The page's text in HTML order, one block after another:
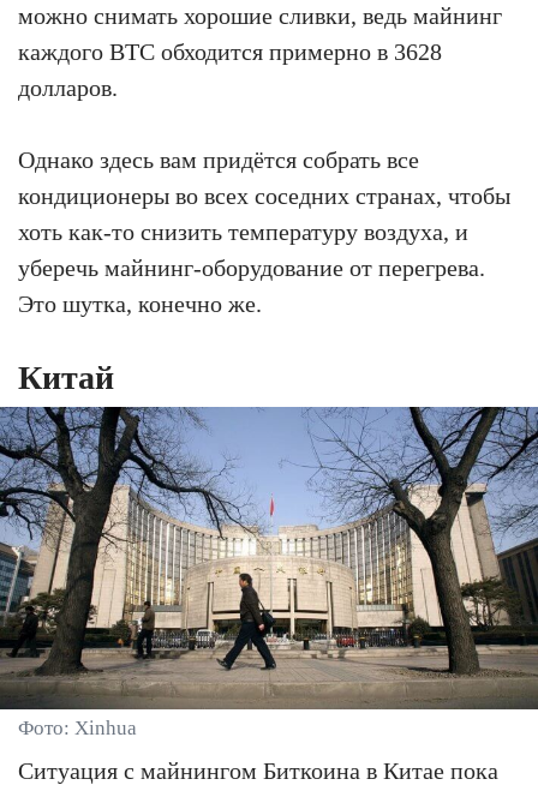
можно снимать хорошие сливки, ведь майнинг
каждого BTC обходится примерно в 3628
долларов.
Однако здесь вам придётся собрать все
кондиционеры во всех соседних странах, чтобы
хоть как-то снизить температуру воздуха, и
уберечь майнинг-оборудование от перегрева.
Это шутка, конечно же.
Китай
Фото: Xinhua
Ситуация с майнингом Биткоина в Китае пока